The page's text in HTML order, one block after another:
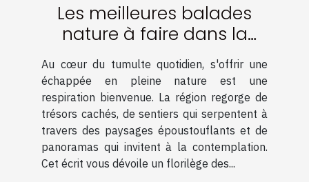
Les meilleures balades
nature à faire dans la
région
Au cœur du tumulte quotidien, s'offrir une
échappée en pleine nature est une
respiration bienvenue. La région regorge de
trésors cachés, de sentiers qui serpentent à
travers des paysages époustouflants et de
panoramas qui invitent à la contemplation.
Cet écrit vous dévoile un florilège des...